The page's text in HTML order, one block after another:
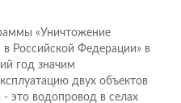
«Уничтожение
Российской Федерации» в
год значим
двух объектов
это водопровод в селах